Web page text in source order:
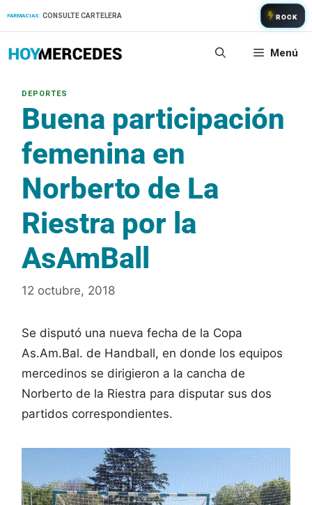
FARMACIAS: CONSULTE CARTELERA ROCK
Menú
Buena participación
femenina en
Norberto de La
Riestra por la
AsAmBall
12 octubre, 2018
Se disputó una nueva fecha de la Copa
As.Am.Bal. de Handball, en donde los equipos
mercedinos se dirigieron a la cancha de
Norberto de la Riestra para disputar sus dos
partidos correspondientes.